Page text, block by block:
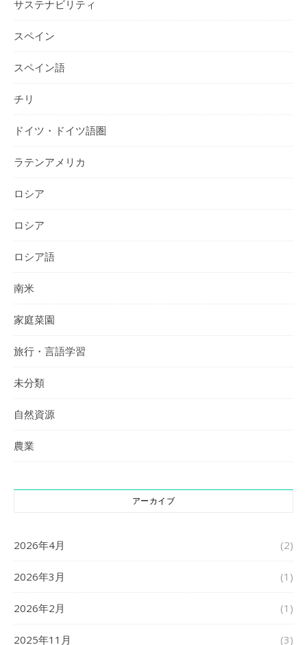
サステナビリティ
スペイン
スペイン語
チリ
ドイツ・ドイツ語圏
ラテンアメリカ
ロシア
ロシア
ロシア語
南米
家庭菜園
旅行・言語学習
未分類
自然資源
農業
アーカイブ
2026年4月 (2)
2026年3月 (1)
2026年2月 (1)
2025年11月 (3)